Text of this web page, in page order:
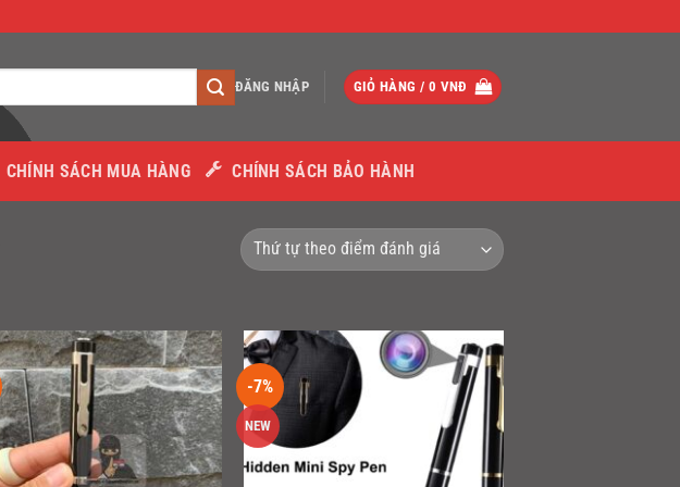
ĐĂNG NHẬP GIỎ HÀNG / 0 VNĐ
CHÍNH SÁCH MUA HÀNG CHÍNH SÁCH BẢO HÀNH
-7%
NEW